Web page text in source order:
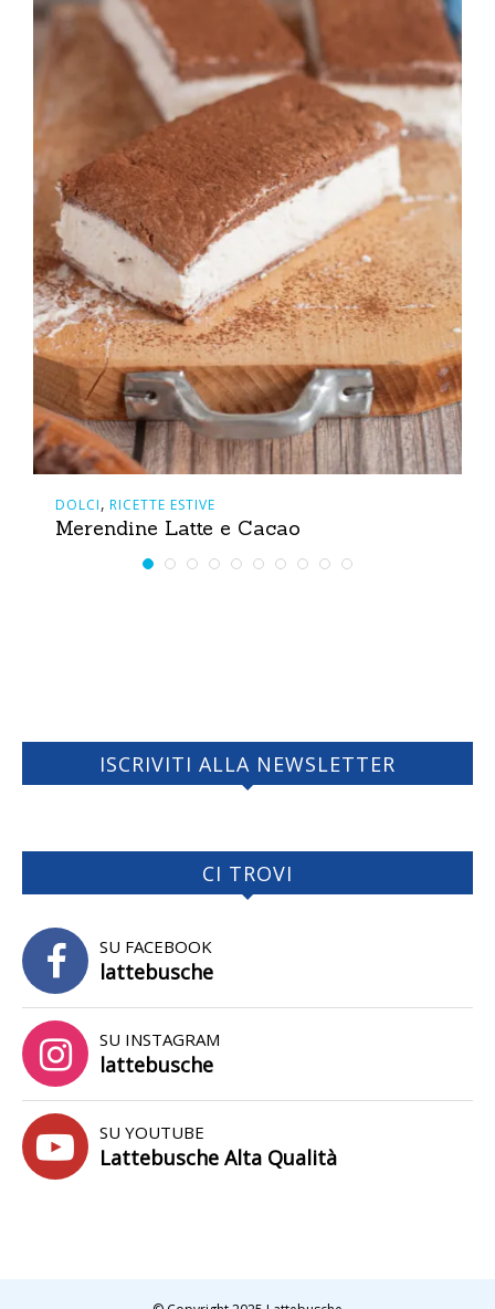
DOLCI, RICETTE ESTIVE
Merendine Latte e Cacao
ISCRIVITI ALLA NEWSLETTER
CI TROVI
SU FACEBOOK
lattebusche
SU INSTAGRAM
lattebusche
SU YOUTUBE
Lattebusche Alta Qualità